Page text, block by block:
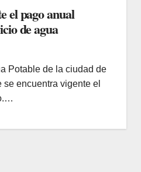
el pago anual
de agua
Potable de la ciudad de
encuentra vigente el